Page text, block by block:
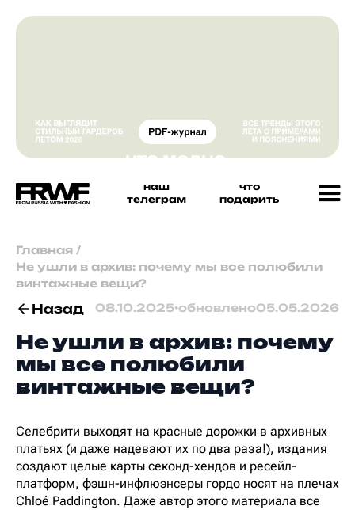
наш
телеграм
что
подарить
Главная /
Не ушли в архив: почему мы все полюбили
винтажные вещи?
Назад 08.10.2025•обновлено05.05.2026
Не ушли в архив: почему
мы все полюбили
винтажные вещи?
Селебрити выходят на красные дорожки в архивных
платьях (и даже надевают их по два раза!), издания
создают целые карты секонд-хендов и ресейл-
платформ, фэшн-инфлюэнсеры гордо носят на плечах
Chloé Paddington. Даже автор этого материала все